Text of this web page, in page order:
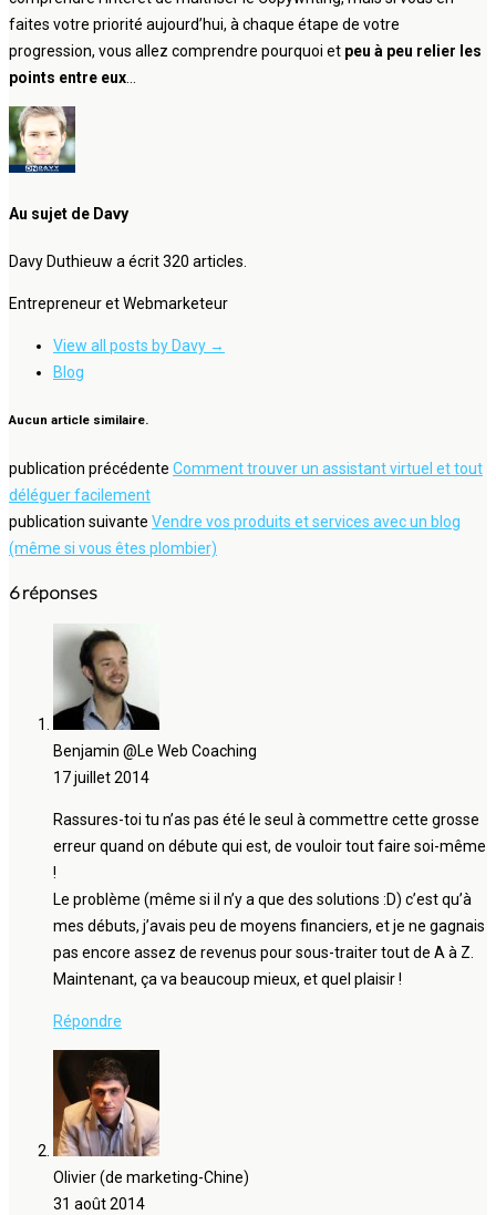
faites votre priorité aujourd’hui, à chaque étape de votre
progression, vous allez comprendre pourquoi et peu à peu relier les
points entre eux
Au sujet de Davy
Davy Duthieuw a écrit 320 articles.
Entrepreneur et Webmarketeur
View all posts by Davy →
Blog
Aucun article similaire.
publication précédente Comment trouver un assistant virtuel et tout
déléguer facilement
publication suivante Vendre vos produits et services avec un blog
(même si vous êtes plombier)
6 réponses
Benjamin @Le Web Coaching
17 juillet 2014
Rassures-toi tu n’as pas été le seul à commettre cette grosse
erreur quand on débute qui est, de vouloir tout faire soi-même
!
Le problème (même si il n’y a que des solutions :D) c’est qu’à
mes débuts, j’avais peu de moyens financiers, et je ne gagnais
pas encore assez de revenus pour sous-traiter tout de A à Z.
Maintenant, ça va beaucoup mieux, et quel plaisir !
Répondre
Olivier (de marketing-Chine)
31 août 2014